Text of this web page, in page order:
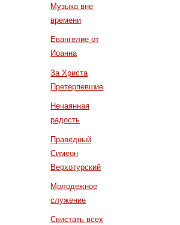
Музыка вне
времени
Евангелие от
Иоанна
За Христа
Претерпевшие
Нечаянная
радость
Праведный
Симеон
Верхотурский
Молодежное
служение
Свистать всех